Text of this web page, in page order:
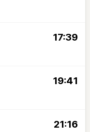
17:39
19:41
21:16